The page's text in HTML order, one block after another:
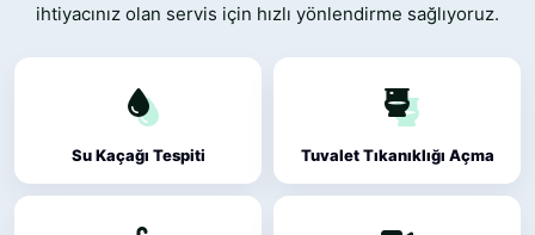
ihtiyacınız olan servis için hızlı yönlendirme sağlıyoruz.
Su Kaçağı Tespiti Tuvalet Tıkanıklığı Açma